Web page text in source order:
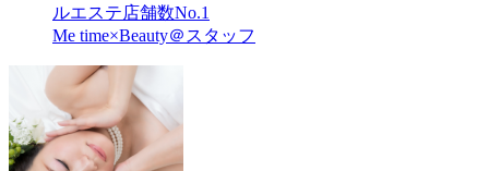
ルエステ店舗数No.1
Me time×Beauty＠スタッフ